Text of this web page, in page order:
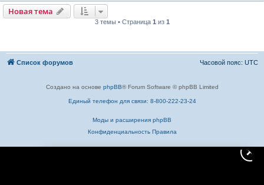
✕
Новая тема
3 темы • Страница 1 из 1
Список форумов Часовой пояс: UTC
Создано на основе phpBB® Forum Software © phpBB Limited
Единый телефон для связи: 8-800-222-23-24
Моды и расширения phpBB
Конфиденциальность Правила